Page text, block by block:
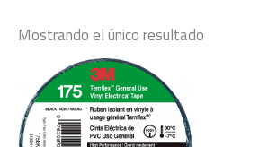
Mostrando el único resultado